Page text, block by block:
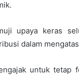
upaya keras
dalam
untuk tetap